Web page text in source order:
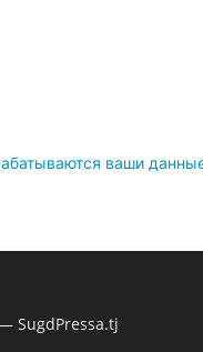
ваши
SugdPressa.tj